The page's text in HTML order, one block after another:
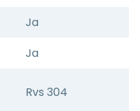
Ja
Ja
Rvs 304